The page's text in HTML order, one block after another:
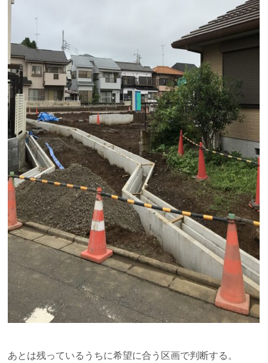
あとは残っているうちに希望に合う区画で判断する。